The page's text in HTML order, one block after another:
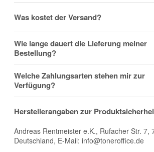
Ich bin sehr zufrieden mit dieser
Daumen Hoch!
Lena Bauknecht
Fax
Frage zum Artikel
Was kostet der Versand?
Wie lange dauert die Lieferung meiner
Bestellung?
Welche Zahlungsarten stehen mir zur
Verfügung?
Herstellerangaben zur
Andreas Rentmeister e.K., Rufacher Str. 7,
Deutschland, E-Mail: info@toneroffice.de